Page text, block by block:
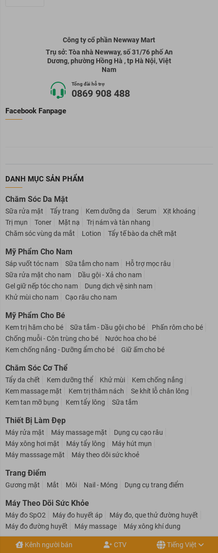
Kênh người bán CTV Tiếng Việt
Công ty cổ phần Newway Mart
Trụ sở: Tòa nhà Newway, số 31/76 phố An
Dương, phường Hồng Hà , tp Hà Nội, Việt
Tổng đài hỗ trợ
Facebook Fanpage
DANH MỤC SẢN PHẨM
Chăm Sóc Da Mặt
Sữa rửa mặt Tẩy trang Kem dưỡng da Serum
Trị mụn
Toner Mặt nạ
Trị nám và tàn nhang
Mỹ Phẩm Cho Nam
Sáp vuốt tóc nam Sữa tắm cho nam
Hỗ trợ mọc râu
Sữa rửa mặt cho nam
Dầu gội - Xả cho nam
Gel giữ nếp tóc cho nam
Dung dịch vệ sinh nam
Mỹ Phẩm Cho Bé
Kem trị hăm cho bé Sữa tắm - Dầu gội cho bé
Phấn rôm cho bé
Chống muỗi - Côn trùng cho bé
Nước hoa cho bé
Chăm Sóc Cơ Thể
Tẩy da chết Kem dưỡng thể Khử mùi
Kem chống nắng
Kem massage mặt
Kem trị thâm nách
Se khít lỗ chân lông
Thiết Bị Làm Đẹp
Máy rửa mặt Máy massage mặt
Dụng cụ cạo râu
Máy xông hơi mặt
Máy tẩy lông
Máy hút mụn
Trang Điểm
Máy Theo Dõi Sức Khỏe
Máy đo SpO2 Máy đo huyết áp
Máy đo, que thử đường huyết
Máy đo đường huyết
Máy massage Máy xông khí dung